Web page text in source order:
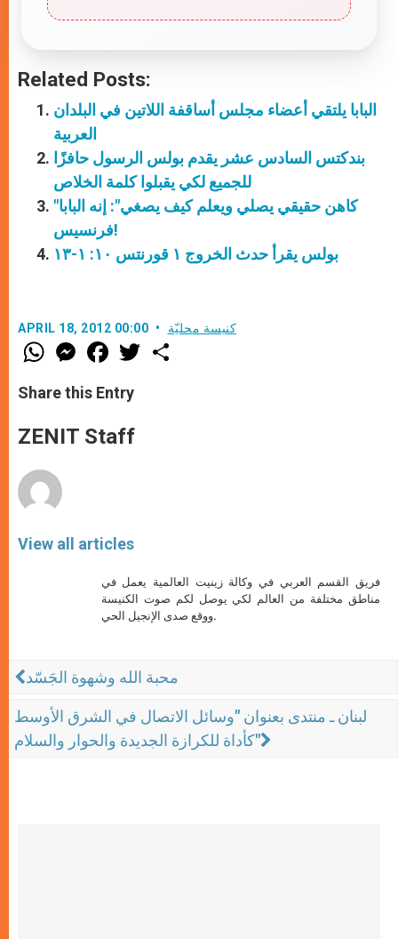
Related Posts:
البابا يلتقي أعضاء مجلس أساقفة اللاتين في البلدان
العربية
بندكتس السادس عشر يقدم بولس الرسول حافزًا
للجميع لكي يقبلوا كلمة الخلاص
"كاهن حقيقي يصلي ويعلم كيف يصغي": إنه البابا
فرنسيس!
بولس يقرأ حدث الخروج ١ قورنتس ١٠: ١-١٣
APRIL 18, 2012 00:00 كنيسة محليّة
W
h
t
s
p
p
M
e
s
e
g
e
F
a
e
b
o
k
w
Share this Entry
ZENIT Staff
View all articles
فريق القسم العربي في وكالة زينيت العالمية يعمل في
مناطق مختلفة من العالم لكي يوصل لكم صوت الكنيسة
ووقع صدى الإنجيل الحي.
محبة الله وشهوة الجَسّد
لبنان ـ منتدى بعنوان "وسائل الاتصال في الشرق الأوسط
كأداة للكرازة الجديدة والحوار والسلام"